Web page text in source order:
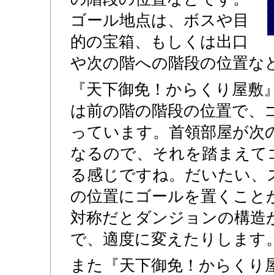
ゴール地点は、ボスや目
的の宝箱、もしくは出口
や次の階への階段の位置な
『天下御免！からくり屋
は前の階の階段の位置で、
っています。首領部屋が次
なるので、それを踏まえて
る感じですね。だいたい、
の位置にゴールを置くこと
対称だとダンジョンの構造
で、適度に変えたりします
また『天下御免！からくり